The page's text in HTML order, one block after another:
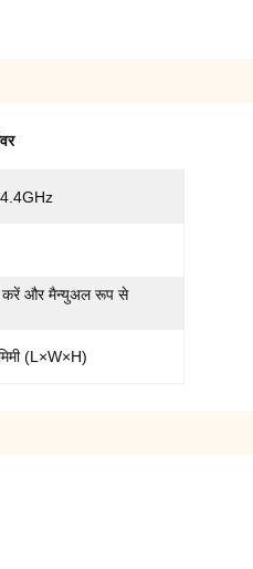
4.4GHz
करें और मैन्युअल रूप से
(L×W×H)